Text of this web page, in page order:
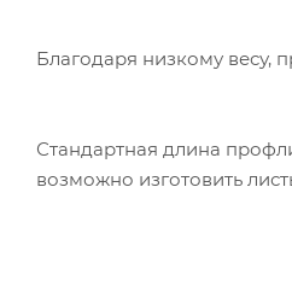
Благодаря низкому весу,
Стандартная длина
возможно изготовить